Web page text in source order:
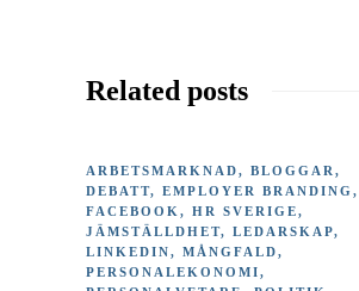
Related posts
ARBETSMARKNAD, BLOGGAR ,
DEBATT, EMPLOYER BRANDING ,
FACEBOOK , HR SVERIGE,
JÄMSTÄLLDHET, LEDARSKAP,
LINKEDIN, MÅNGFALD,
PERSONALEKONOMI,